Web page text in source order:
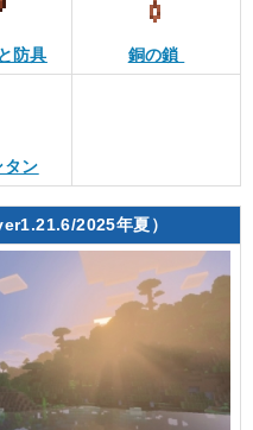
防具 銅の鎖
タン
2025年夏）